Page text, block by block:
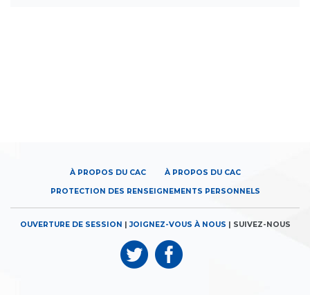
À PROPOS DU CAC À PROPOS DU CAC
PROTECTION DES RENSEIGNEMENTS PERSONNELS
OUVERTURE DE SESSION |JOIGNEZ-VOUS À NOUS | SUIVEZ-NOUS